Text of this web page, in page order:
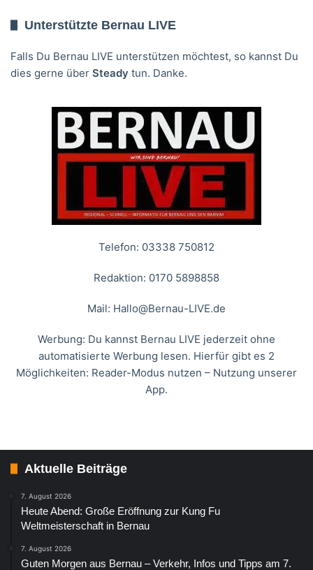
Unterstützte Bernau LIVE
Falls Du Bernau LIVE unterstützen möchtest, so kannst Du
dies gerne über Steady tun. Danke.
Telefon: 03338 750812
Redaktion: 0170 5898858
Mail: Hallo@Bernau-LIVE.de
Werbung: Du kannst Bernau LIVE jederzeit ohne
automatisierte Werbung lesen. Hierfür gibt es 2
Möglichkeiten: Reader-Modus nutzen – Nutzung unserer
App.
Aktuelle Beiträge
7. August 2026
Heute Abend: Große Eröffnung zur Kung Fu
Weltmeisterschaft in Bernau
7. August 2026
Guten Morgen aus Bernau – Verkehr, Infos und Tipps am 7.